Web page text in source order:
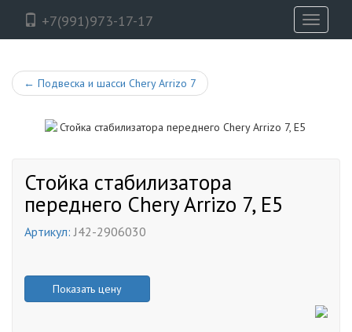
+7(991)973-17-17
Toggle
← Подвеска и шасси Chery Arrizo 7
Стойка стабилизатора
переднего Chery Arrizo 7, E5
Артикул: J42-2906030
Показать цену